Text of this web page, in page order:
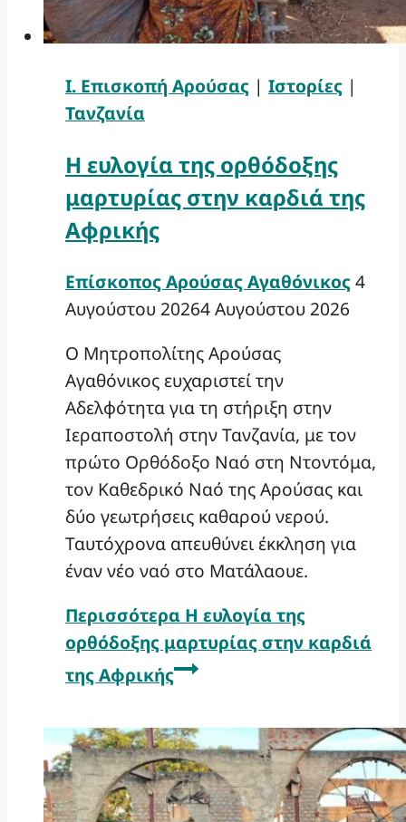
Ι. Επισκοπή Αρούσας | Ιστορίες |
Τανζανία
Η ευλογία της ορθόδοξης
μαρτυρίας στην καρδιά της
Αφρικής
Επίσκοπος Αρούσας Αγαθόνικος 4
Αυγούστου 20264 Αυγούστου 2026
Ο Μητροπολίτης Αρούσας
Αγαθόνικος ευχαριστεί την
Αδελφότητα για τη στήριξη στην
Ιεραποστολή στην Τανζανία, με τον
πρώτο Ορθόδοξο Ναό στη Ντοντόμα,
τον Καθεδρικό Ναό της Αρούσας και
δύο γεωτρήσεις καθαρού νερού.
Ταυτόχρονα απευθύνει έκκληση για
έναν νέο ναό στο Ματάλαουε.
Περισσότερα Η ευλογία της
ορθόδοξης μαρτυρίας στην καρδιά
της Αφρικής